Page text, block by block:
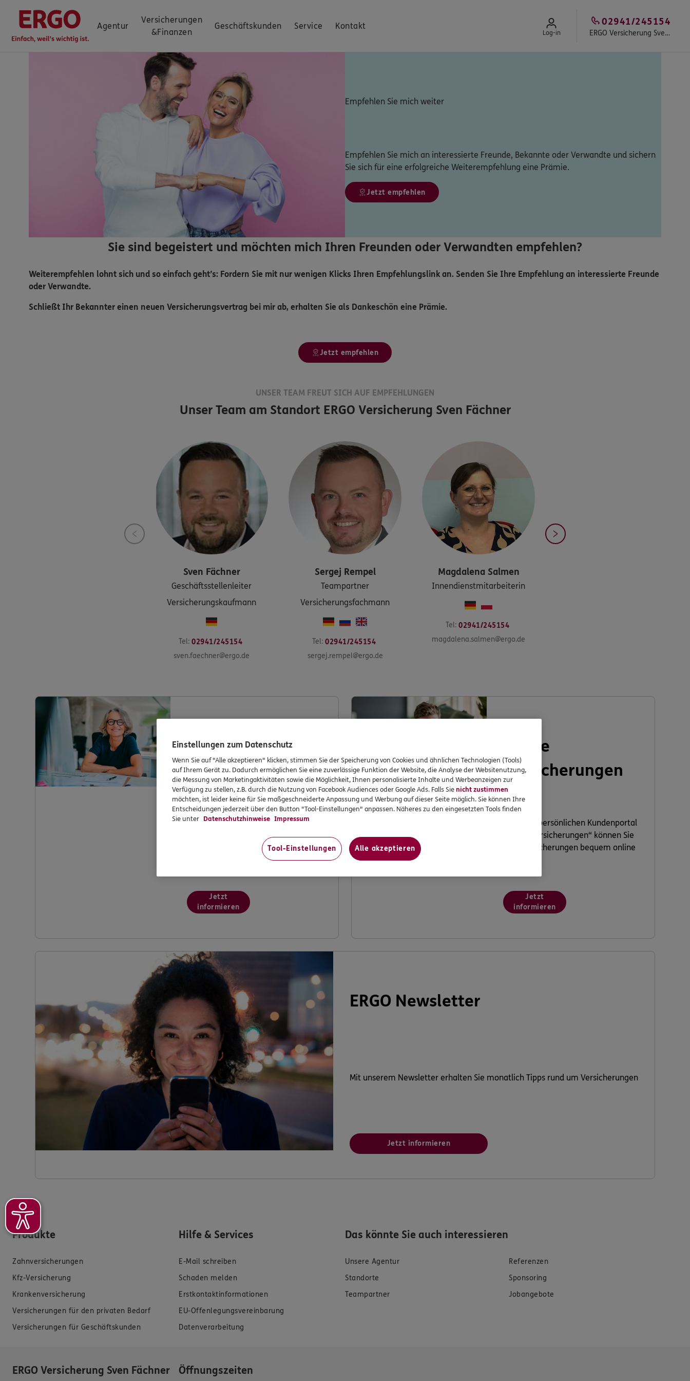
Agentur
Versicherungen
&Finanzen
Geschäftskunden Service Kontakt
Log-in ERGO Versicherung Sven Fächner
02941/245154
Empfehlen Sie mich weiter
Empfehlen Sie mich an interessierte Freunde, Bekannte oder Verwandte und sichern
Sie sich für eine erfolgreiche Weiterempfehlung eine Prämie.
Jetzt empfehlen
Sie sind begeistert und möchten mich Ihren Freunden oder Verwandten empfehlen?
Weiterempfehlen lohnt sich und so einfach geht’s: Fordern Sie mit nur wenigen Klicks Ihren Empfehlungslink an. Senden Sie Ihre Empfehlung an interessierte Freunde
oder Verwandte.
Schließt Ihr Bekannter einen neuen Versicherungsvertrag bei mir ab, erhalten Sie als Dankeschön eine Prämie.
Jetzt empfehlen
UNSER TEAM FREUT SICH AUF EMPFEHLUNGEN
Unser Team am Standort ERGO Versicherung Sven Fächner
Sven Fächner
Geschäftsstellenleiter
Versicherungskaufmann
Tel: 02941/245154
sven.faechner@ergo.de
Sergej Rempel
Teampartner
Versicherungsfachmann
Tel: 02941/245154
sergej.rempel@ergo.de
Magdalena Salmen
Innendienstmitarbeiterin
Tel: 02941/245154
magdalena.salmen@ergo.de
Kundenwerkstatt
Möchten Sie dabei mithelfen, ERGO
weiter zu verbessern? Machen Sie
mit bei unserer Kundenwerkstatt.
Jetzt
informieren
Meine
Versicherungen
In Ihrem persönlichen Kundenportal
„Meine Versicherungen“ können Sie
Ihre Versicherungen bequem online
Jetzt
informieren
ERGO Newsletter
Mit unserem Newsletter erhalten Sie monatlich Tipps rund um Versicherungen
Jetzt informieren
Produkte
Zahnversicherungen
Kfz-Versicherung
Krankenversicherung
Versicherungen für den privaten Bedarf
Versicherungen für Geschäftskunden
Hilfe & Services
E-Mail schreiben
Schaden melden
Erstkontaktinformationen
EU-Offenlegungsvereinbarung
Datenverarbeitung
Das könnte Sie auch interessieren
Unsere Agentur
Referenzen
Standorte
Sponsoring
Teampartner
Jobangebote
ERGO Versicherung Sven Fächner Öffnungszeiten
Einstellungen zum Datenschutz
Wenn Sie auf "Alle akzeptieren" klicken, stimmen Sie der Speicherung von Cookies und ähnlichen Technologien (Tools)
auf Ihrem Gerät zu. Dadurch ermöglichen Sie eine zuverlässige Funktion der Website, die Analyse der Websitenutzung,
die Messung von Marketingaktivitäten sowie die Möglichkeit, Ihnen personalisierte Inhalte und Werbeanzeigen zur
Verfügung zu stellen, z.B. durch die Nutzung von Facebook Audiences oder Google Ads. Falls Sienicht zustimmen
möchten, ist leider keine für Sie maßgeschneiderte Anpassung und Werbung auf dieser Seite möglich. Sie können Ihre
Entscheidungen jederzeit über den Button "Tool-Einstellungen" anpassen. Näheres zu den eingesetzten Tools finden
Sie unter Datenschutzhinweise Impressum
Tool-Einstellungen Alle akzeptieren